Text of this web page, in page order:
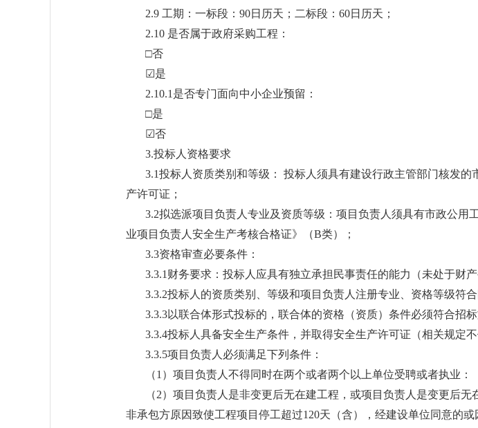
2.9 工期：一标段：90日历天；二标段：60日历天；
2.10 是否属于政府采购工程：
□否
☑是
2.10.1是否专门面向中小企业预留：
□是
☑否
3.投标人资格要求
3.1投标人资质类别和等级： 投标人须具有建设行政主管部门核发
产许可证；
3.2拟选派项目负责人专业及资质等级：项目负责人须具有市政公
业项目负责人安全生产考核合格证》（B类）；
3.3资格审查必要条件：
3.3.1财务要求：投标人应具有独立承担民事责任的能力（未处于财
3.3.2投标人的资质类别、等级和项目负责人注册专业、资格等级符合
3.3.3以联合体形式投标的，联合体的资格（资质）条件必须符合招
3.3.4投标人具备安全生产条件，并取得安全生产许可证（相关规定不
3.3.5项目负责人必须满足下列条件：
（1）项目负责人不得同时在两个或者两个以上单位受聘或者执业：
（2）项目负责人是非变更后无在建工程，或项目负责人是变更后
非承包方原因致使工程项目停工超过120天（含），经建设单位同意的